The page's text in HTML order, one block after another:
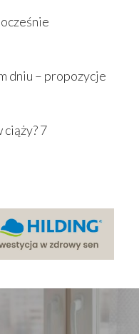
dniu – propozycje
ciąży? 7